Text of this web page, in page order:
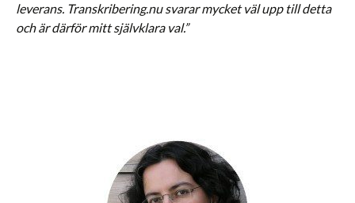
leverans. Transkribering.nu svarar mycket väl upp till detta
och är därför mitt självklara val.”